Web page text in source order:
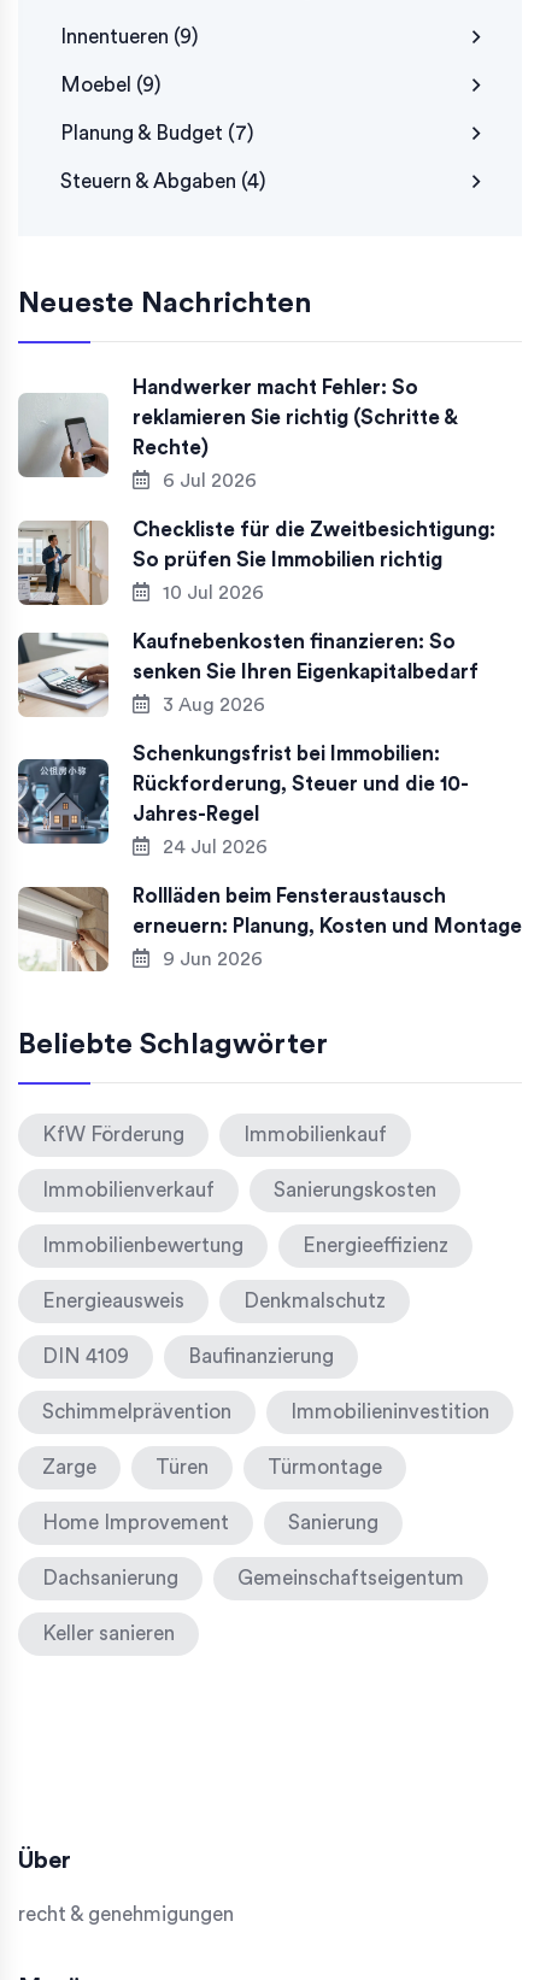
Innentueren (9)
Moebel (9)
Planung & Budget (7)
Steuern & Abgaben (4)
Neueste Nachrichten
Handwerker macht Fehler: So
reklamieren Sie richtig (Schritte &
Rechte)
6 Jul 2026
Checkliste für die Zweitbesichtigung:
So prüfen Sie Immobilien richtig
10 Jul 2026
Kaufnebenkosten finanzieren: So
senken Sie Ihren Eigenkapitalbedarf
3 Aug 2026
Schenkungsfrist bei Immobilien:
Rückforderung, Steuer und die 10-
Jahres-Regel
24 Jul 2026
Rollläden beim Fensteraustausch
erneuern: Planung, Kosten und Montage
9 Jun 2026
Beliebte Schlagwörter
KfW Förderung Immobilienkauf
Immobilienverkauf Sanierungskosten
Immobilienbewertung Energieeffizienz
Energieausweis Denkmalschutz
DIN 4109 Baufinanzierung
Schimmelprävention Immobilieninvestition
Zarge Türen Türmontage
Home Improvement Sanierung
Dachsanierung Gemeinschaftseigentum
Keller sanieren
Über
recht & genehmigungen